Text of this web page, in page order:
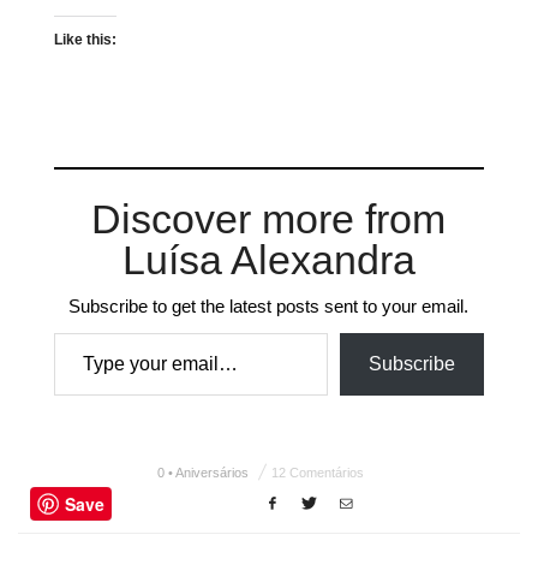
Like this:
Discover more from
Luísa Alexandra
Subscribe to get the latest posts sent to your email.
Type your email…
Subscribe
0 • Aniversários 12 Comentários
Save